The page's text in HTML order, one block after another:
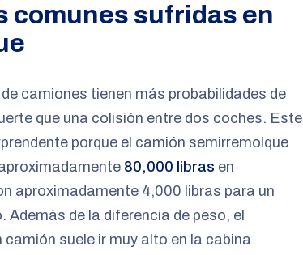
comunes sufridas en
camiones tienen más probabilidades de
que una colisión entre dos coches. Este
porque el camión semirremolque
80,000 libras en
aproximadamente 4,000 libras para un
Además de la diferencia de peso, el
camión suele ir muy alto en la cabina